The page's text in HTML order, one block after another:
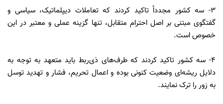
۳- سه کشور مجدداً تاکید کردند که تعاملات دیپلماتیک، سیاسی و
گفتگوی مبتنی بر اصل احترام متقابل، تنها گزینه عملی و معتبر در این
خصوص است.
۴- سه کشور تاکید کردند که طرف‌های ذی‌ربط باید متعهد به توجه به
دلایل ریشه‌ای وضعیت کنونی بوده و اعمال تحریم، فشار و تهدید توسل
به زور را ترک نمایند.